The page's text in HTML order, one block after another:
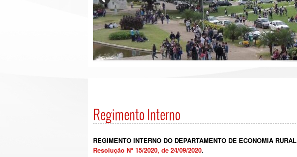
Regimento Interno
REGIMENTO INTERNO DO DEPARTAMENTO DE ECONOMIA RURAL
Resolução Nº 15/2020, de 24/09/2020.